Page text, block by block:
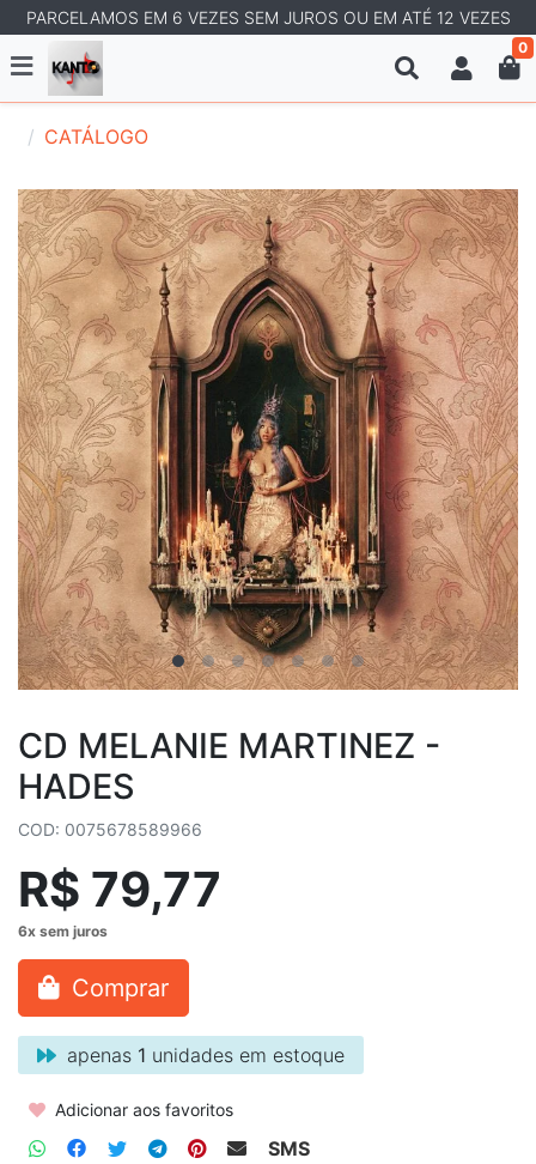
PARCELAMOS EM 6 VEZES SEM JUROS OU EM ATÉ 12 VEZES
0
CATÁLOGO
CD MELANIE MARTINEZ -
HADES
COD: 0075678589966
R$ 79,77
Comprar
apenas 1 unidades em estoque
Adicionar aos favoritos
SMS